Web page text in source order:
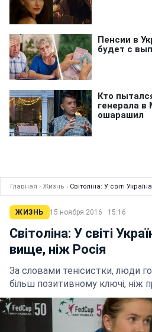
Главная › Жизнь › Світоліна: У світі
ЖИЗНЬ 15 ноября 2016 · 15:16
Світоліна: У світі
вище, ніж Росія
За словами тенісистки, люди
більш позитивному ключі, ніж